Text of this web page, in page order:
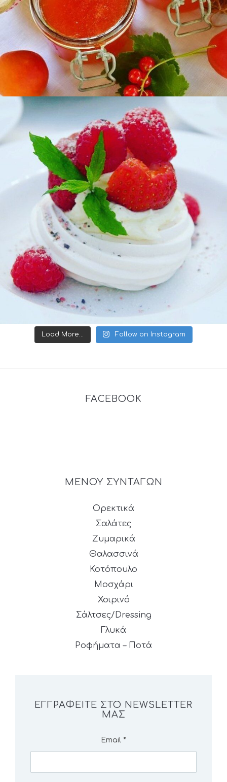
Load More... Follow on Instagram
FACEBOOK
ΜΕΝΟΥ ΣΥΝΤΑΓΩΝ
Ορεκτικά
Σαλάτες
Ζυμαρικά
Θαλασσινά
Κοτόπουλο
Μοσχάρι
Χοιρινό
Σάλτσες/Dressing
Γλυκά
Ροφήματα – Ποτά
ΕΓΓΡΑΦΕΊΤΕ ΣΤΟ NEWSLETTER
ΜΑΣ
Email *